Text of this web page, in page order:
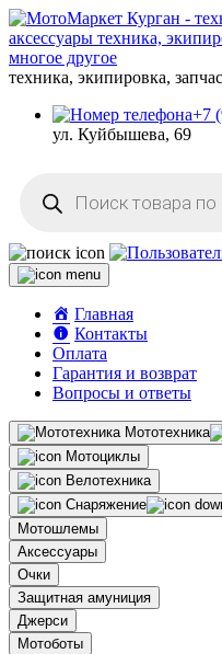
техника, экипировка,
+7
ул. Куйбышева, 69
товаров
Главная
Контакты
Оплата
Гарантия и возврат
Вопросы и ответы
Мототехника
Мотоциклы
Велотехника
Снаряжение
Мотошлемы
Аксессуары
Очки
Защитная амуниция
Джерси
Мотоботы